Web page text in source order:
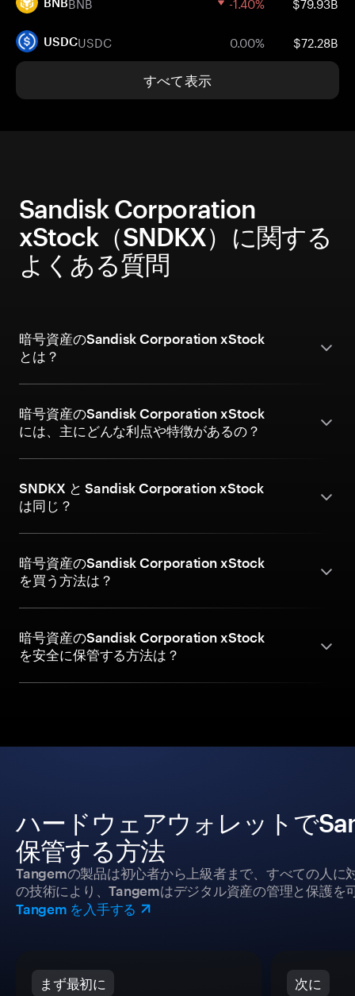
USDCUSDC 0.00% $72.28B
すべて表示
Sandisk Corporation
xStock（SNDKX）に関する
よくある質問
暗号資産のSandisk Corporation xStock
とは？
暗号資産のSandisk Corporation xStock
には、主にどんな利点や特徴があるの？
SNDKX と Sandisk Corporation xStock
は同じ？
暗号資産のSandisk Corporation xStock
を買う方法は？
暗号資産のSandisk Corporation xStock
を安全に保管する方法は？
ハードウェアウォレットで
保管する方法
Tangemの製品は初心者から上級者まで、すべての人に
の技術により、Tangemはデジタル資産の管理と保護を
Tangem を入手する
まず最初に 次に